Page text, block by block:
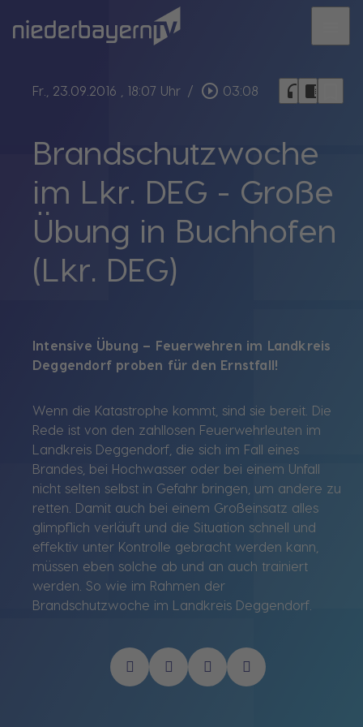
Fr., 23.09.2016 , 18:07 Uhr / play_circle_outline 03:08 headphones chrome_reader_mode
Brandschutzwoche
im Lkr. DEG - Große
Übung in Buchhofen
(Lkr. DEG)
Intensive Übung – Feuerwehren im Landkreis
Deggendorf proben für den Ernstfall!
Wenn die Katastrophe kommt, sind sie bereit. Die
Rede ist von den zahllosen Feuerwehrleuten im
Landkreis Deggendorf, die sich im Fall eines
Brandes, bei Hochwasser oder bei einem Unfall
nicht selten selbst in Gefahr bringen, um andere zu
retten. Damit auch bei einem Großeinsatz alles
glimpflich verläuft und die Situation schnell und
effektiv unter Kontrolle gebracht werden kann,
müssen eben solche ab und an auch trainiert
werden. So wie im Rahmen der
Brandschutzwoche im Landkreis Deggendorf.